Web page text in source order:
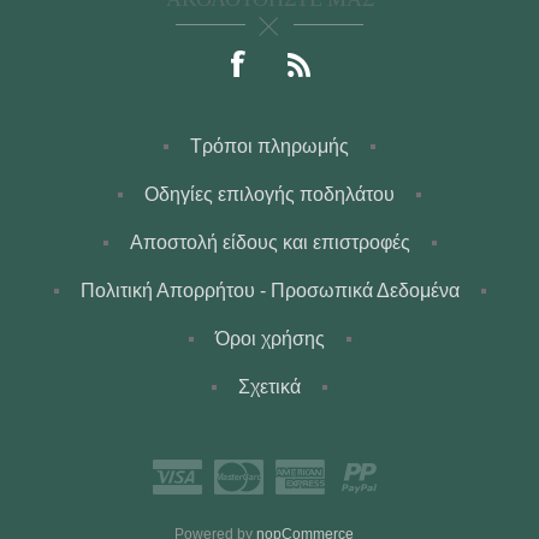
Τρόποι πληρωμής
Οδηγίες επιλογής ποδηλάτου
Αποστολή είδους και επιστροφές
Πολιτική Απορρήτου - Προσωπικά Δεδομένα
Όροι χρήσης
Σχετικά
Powered by nopCommerce